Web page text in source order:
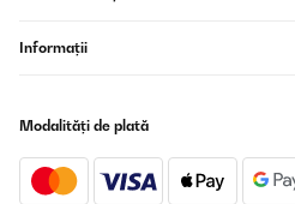
Informații
Modalități de plată